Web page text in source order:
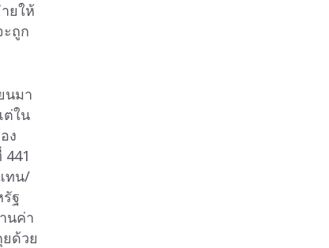
ยให้
ะถูก
นมา
ต่ใน
ง
ทน/
ฐ
นค่า
ด้วย